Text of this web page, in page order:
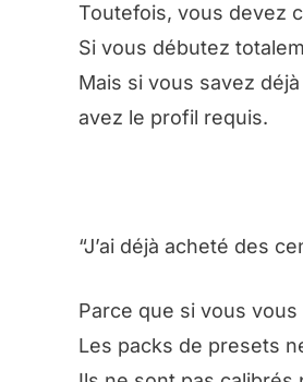
Toutefois, vous devez
Si vous débutez
Mais si vous savez
avez le profil requis.
“J’ai déjà acheté des
Parce que si vous
Les packs de presets